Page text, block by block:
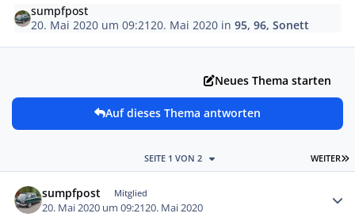
sumpfpost
20. Mai 2020 um 09:2120. Mai 2020 in95, 96, Sonett
Neues Thema starten
Auf dieses Thema antworten
WEITER
SEITE 1 VON 2
sumpfpost Mitglied
20. Mai 2020 um 09:2120. Mai 2020